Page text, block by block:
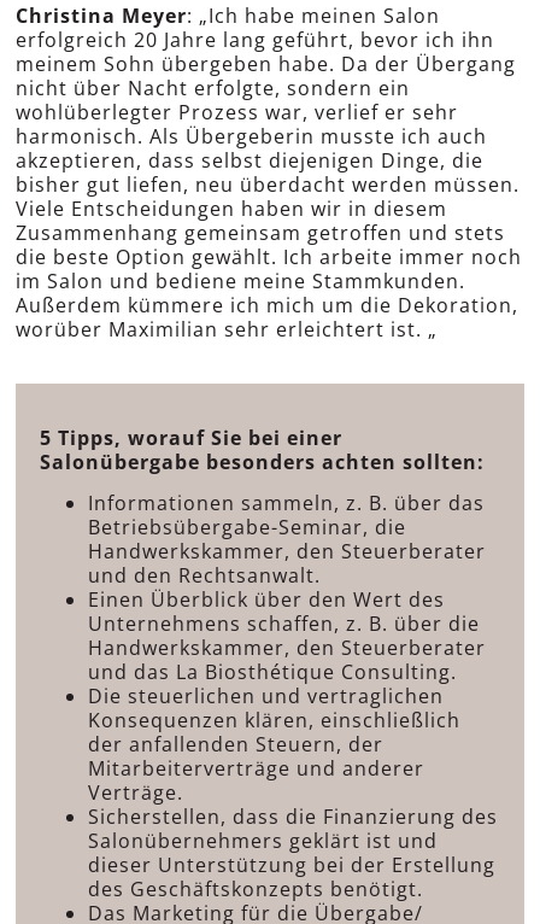
Christina Meyer: „Ich habe meinen Salon
erfolgreich 20 Jahre lang geführt, bevor ich ihn
meinem Sohn übergeben habe. Da der Übergang
nicht über Nacht erfolgte, sondern ein
wohlüberlegter Prozess war, verlief er sehr
harmonisch. Als Übergeberin musste ich auch
akzeptieren, dass selbst diejenigen Dinge, die
bisher gut liefen, neu überdacht werden müssen.
Viele Entscheidungen haben wir in diesem
Zusammenhang gemeinsam getroffen und stets
die beste Option gewählt. Ich arbeite immer noch
im Salon und bediene meine Stammkunden.
Außerdem kümmere ich mich um die Dekoration,
worüber Maximilian sehr erleichtert ist. „
5 Tipps, worauf Sie bei einer
Salonübergabe besonders achten sollten:
Informationen sammeln, z. B. über das
Betriebsübergabe-Seminar, die
Handwerkskammer, den Steuerberater
und den Rechtsanwalt.
Einen Überblick über den Wert des
Unternehmens schaffen, z. B. über die
Handwerkskammer, den Steuerberater
und das La Biosthétique Consulting.
Die steuerlichen und vertraglichen
Konsequenzen klären, einschließlich
der anfallenden Steuern, der
Mitarbeiterverträge und anderer
Verträge.
Sicherstellen, dass die Finanzierung des
Salonübernehmers geklärt ist und
dieser Unterstützung bei der Erstellung
des Geschäftskonzepts benötigt.
Das Marketing für die Übergabe/